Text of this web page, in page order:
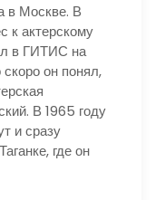
в Москве. В
к актерскому
в ГИТИС на
он понял,
В 1965 году
и сразу
где он